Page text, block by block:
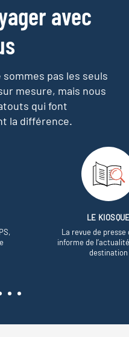
avec
pas les seuls
mesure, mais nous
qui font
la différence.
LE
La revue de presse
informe de
destination